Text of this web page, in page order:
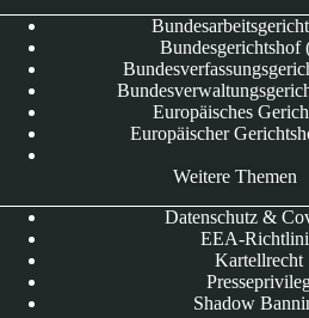
Bundesgerichtshof
Europäisches
Europäischer
Weitere Themen
Datenschutz &
EEA-
Kartellrecht
Shadow